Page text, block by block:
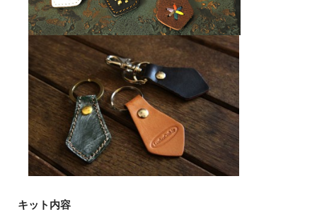
キット内容